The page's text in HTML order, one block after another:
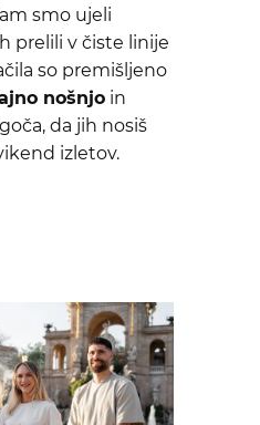
smo ujeli
prelili v čiste linije
so premišljeno
nošnjoin
da jih nosiš
izletov.